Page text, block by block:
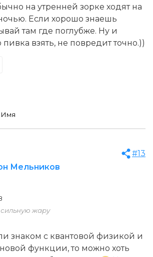
на утренней зорке ходят на
Если хорошо знаешь
там где поглубже. Ну и
взять, не повредит точно.))
Имя
Мельников
#13
сильную жару
знаком с квантовой физикой и
функции, то можно хоть